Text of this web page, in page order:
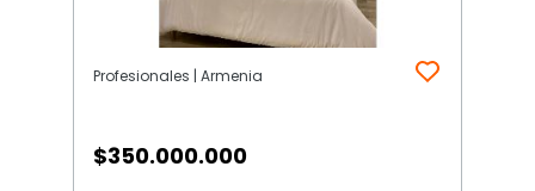
Profesionales | Armenia
$350.000.000